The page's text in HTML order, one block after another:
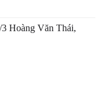
Hoàng Văn Thái,